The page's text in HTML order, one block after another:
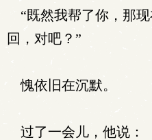
“既然我帮了你，那
回，对吧？”
愧依旧在沉默。
过了一会儿，他说：